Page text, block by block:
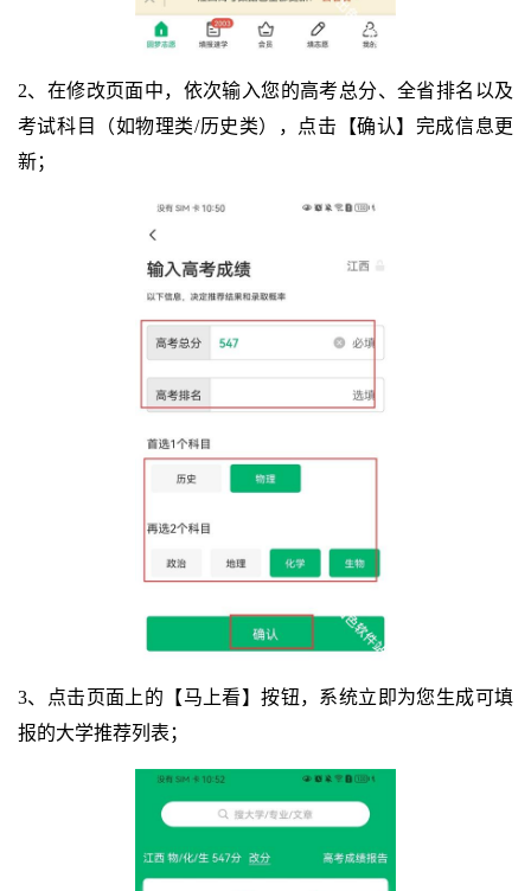
2、在修改页面中，依次输入您的高考总分、全省排名以及
考试科目（如物理类/历史类），点击【确认】完成信息更
新；
3、点击页面上的【马上看】按钮，系统立即为您生成可填
报的大学推荐列表；